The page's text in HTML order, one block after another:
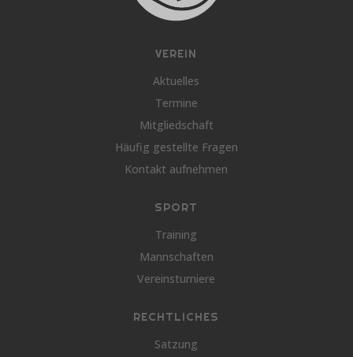
VEREIN
Aktuelles
Termine
Mitgliedschaft
Häufig gestellte Fragen
Kontakt aufnehmen
SPORT
Training
Mannschaften
Vereinsturniere
RECHTLICHES
Satzung